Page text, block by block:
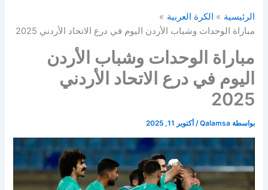
الرئيسية
الكرة العربية
مباراة الوحدات وشباب الأردن اليوم في درع الاتحاد الأردني 2025
مباراة الوحدات وشباب الأردن
اليوم في درع الاتحاد الأردني
2025
بواسطة Qalamsa
/ أكتوبر 11, 2025